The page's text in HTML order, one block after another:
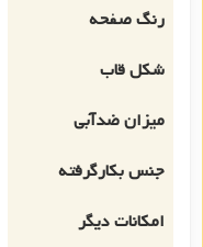
رنگ صفحه
شکل قاب
میزان ضدآبی
جنس بکارگرفته
امکانات دیگر